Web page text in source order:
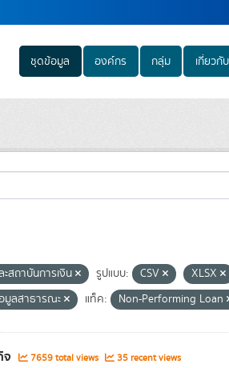
ชุดข้อมูล องค์กร กลุ่ม เกี่ยวกับ
ะสถาบันการเงิน รูปแบบ: CSV
XLSX
มูลสาธารณะ แท็ค: Non-Performing Loan
จ 7659 total views 35 recent views